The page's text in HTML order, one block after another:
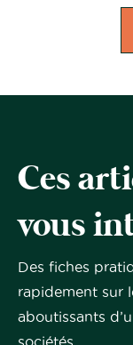
Ces
vous
Des fiches
rapidement sur
aboutissants
sociétés.
calen
et
étape
d’une
trans
missi